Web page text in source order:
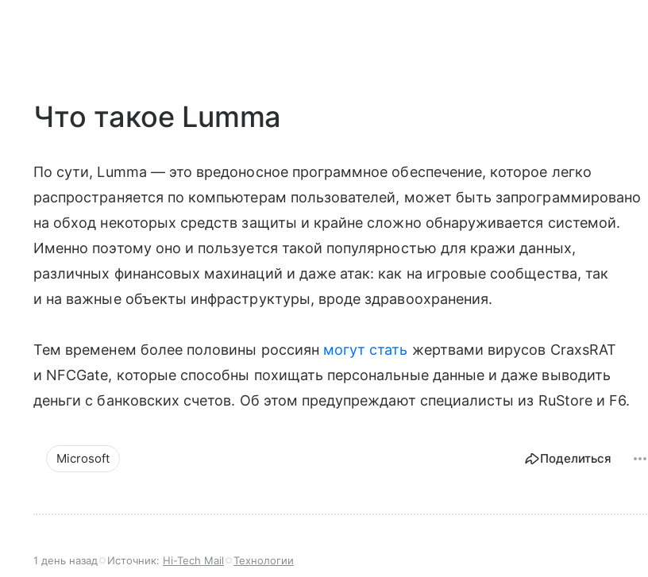
Что такое Lumma
По сути, Lumma — это вредоносное программное обеспечение, которое легко
распространяется по компьютерам пользователей, может быть запрограммировано
на обход некоторых средств защиты и крайне сложно обнаруживается системой.
Именно поэтому оно и пользуется такой популярностью для кражи данных,
различных финансовых махинаций и даже атак: как на игровые сообщества, так
и на важные объекты инфраструктуры, вроде здравоохранения.
Тем временем более половины россиян могут стать жертвами вирусов CraxsRAT
и NFCGate, которые способны похищать персональные данные и даже выводить
деньги с банковских счетов. Об этом предупреждают специалисты из RuStore и F6.
Microsoft Поделиться
1 день назад Источник: Hi-Tech Mail Технологии